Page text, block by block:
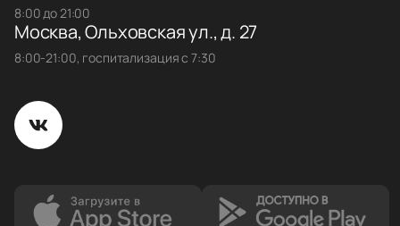
8:00 до 21:00
Москва, Ольховская ул., д. 27
8:00-21:00, госпитализация с 7:30